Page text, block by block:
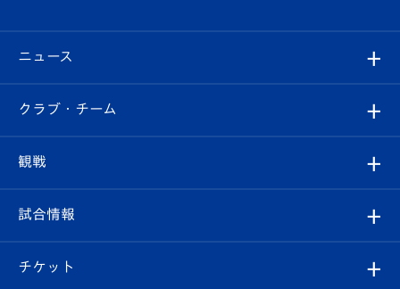
ニュース
すべて
クラブ
試合情報
クラブ・チーム
クラブ概要
観戦
観戦ルール
試合情報
試合日程/結果
チケット